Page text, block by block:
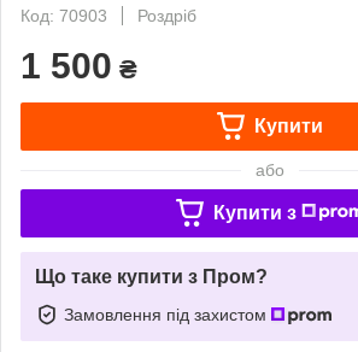
Код: 70903
Роздріб
1 500 ₴
Купити
або
Купити з
Що таке купити з Пром?
Замовлення під захистом